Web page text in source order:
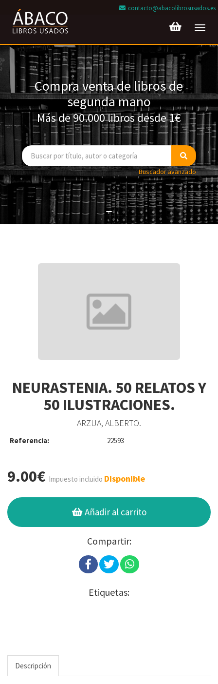
contacto@abacolibrosusados.es
Compra venta de libros de
segunda mano
Más de 90.000 libros desde 1€
Buscador avanzado
NEURASTENIA. 50 RELATOS Y
50 ILUSTRACIONES.
ARZUA, ALBERTO.
Referencia: 22593
9.00€ Impuesto incluido Disponible
Añadir al carrito
Compartir:
Etiquetas:
Descripción